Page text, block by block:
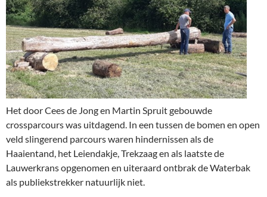
Het door Cees de Jong en Martin Spruit gebouwde
crossparcours was uitdagend. In een tussen de bomen en open
veld slingerend parcours waren hindernissen als de
Haaientand, het Leiendakje, Trekzaag en als laatste de
Lauwerkrans opgenomen en uiteraard ontbrak de Waterbak
als publiekstrekker natuurlijk niet.